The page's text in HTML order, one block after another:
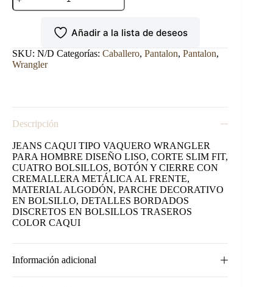
SLIM-
Añadir a la lista de deseos
SKU: N/D Categorías: Caballero, Pantalon, Pantalon,
Wrangler
Descripción
JEANS CAQUI TIPO VAQUERO WRANGLER
PARA HOMBRE DISEÑO LISO, CORTE SLIM FIT,
CUATRO BOLSILLOS, BOTÓN Y CIERRE CON
CREMALLERA METÁLICA AL FRENTE,
MATERIAL ALGODÓN, PARCHE DECORATIVO
EN BOLSILLO, DETALLES BORDADOS
DISCRETOS EN BOLSILLOS TRASEROS
COLOR CAQUI
Información adicional